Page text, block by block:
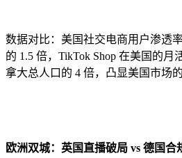
数据对比：美国社交电商用户渗透率
的 1.5 倍，TikTok Shop 在美国的月
拿大总人口的 4 倍，凸显美国市场
欧洲双城：英国直播破局 vs 德国合